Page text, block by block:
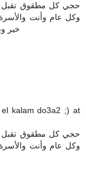
حجي كل مطقوق تقبل
وكل عام وأنت
خير
kalam do3a2 ;) at
حجي كل مطقوق تقبل
وكل عام وأنت